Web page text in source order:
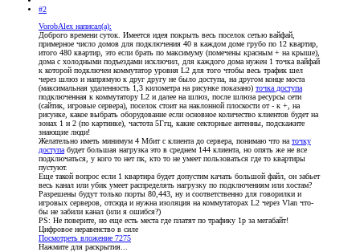
#2
VorobAlex написал(а):
Доброго времени суток. Имеется идея покрыть весь поселок сетью вайфай,
примерное число домов для подключения 40 в каждом доме грубо по 12 квартир,
итого 480 квартир, это если брать по максимуму (помечены красным + на крыше),
дома с холодными подъездами исключил, для каждого дома нужен 1 точка вайфай
к которой подключен коммутатор уровня L2 для того чтобы весь трафик шел
через шлюз и напрямую к друг другу не было доступа, на другом конце моста
(максимальная удаленность 1,3 километра на рисунке показано) точка доступа
подключенная к коммутатору L2 и далее на шлюз, после шлюза ресурсы сети
(сайтик, игровые сервера), поселок стоит на наклонной плоскости от - к +, на
рисунке, какое выбрать оборудование если основное количество клиентов будет на
зонах 1 и 2 (по картинке), частота 5Ггц, какие секторные антенны, подскажите
знающие люди!
Желательно иметь минимум 4 Мбит с клиента до сервера, понимаю что на точку
доступа будет большая нагрузка это в среднем 144 клиента, но опять же не все
подключаться, у кого то нет пк, кто то не умеет пользоваться где то квартиры
пустуют.
Еще такой вопрос если 1 квартира будет допустим качать большой файл, он забьет
весь канал или убик умеет распределять нагрузку по подключениям или хостам?
Разрешены будут только порты 80,443, ну и соответственно для говорилки и
игровых серверов, отсюда и нужна изоляция на коммутаторах L2 через Vlan что-
бы не забили канал (или я ошибся?)
PS: Не поверите, но еще есть места где платят по трафику 1р за мегабайт!
Цифровое неравенство в силе
Посмотреть вложение 7275
Нажмите для раскрытия...